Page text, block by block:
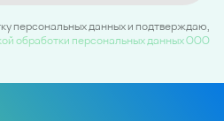
персональных данных и подтверждаю,
обработки персональных данных ООО